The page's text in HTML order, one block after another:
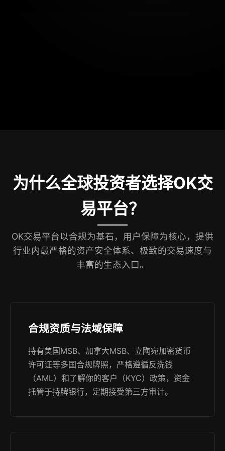
为什么全球投资者选择OK交
易平台？
OK交易平台以合规为基石，用户保障为核心，提供
行业内最严格的资产安全体系、极致的交易速度与
丰富的生态入口。
合规资质与法域保障
持有美国MSB、加拿大MSB、立陶宛加密货币
许可证等多国合规牌照，严格遵循反洗钱
（AML）和了解你的客户（KYC）政策，资金
托管于持牌银行，定期接受第三方审计。